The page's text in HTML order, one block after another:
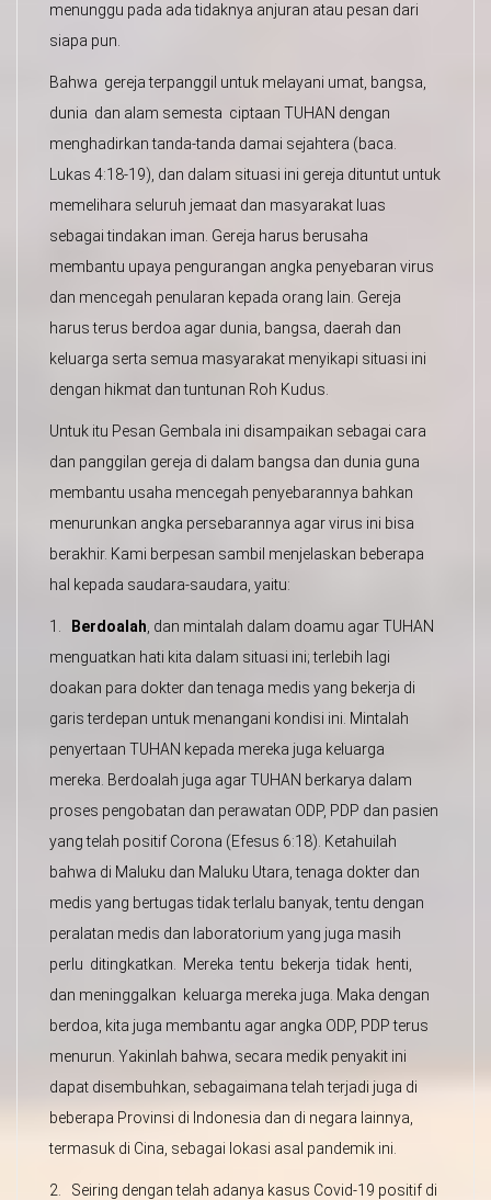
menunggu pada ada tidaknya anjuran atau pesan dari
siapa pun.
Bahwa gereja terpanggil untuk melayani umat, bangsa,
dunia dan alam semesta ciptaan TUHAN dengan
menghadirkan tanda-tanda damai sejahtera (baca.
Lukas 4:18-19), dan dalam situasi ini gereja dituntut untuk
memelihara seluruh jemaat dan masyarakat luas
sebagai tindakan iman. Gereja harus berusaha
membantu upaya pengurangan angka penyebaran virus
dan mencegah penularan kepada orang lain. Gereja
harus terus berdoa agar dunia, bangsa, daerah dan
keluarga serta semua masyarakat menyikapi situasi ini
dengan hikmat dan tuntunan Roh Kudus.
Untuk itu Pesan Gembala ini disampaikan sebagai cara
dan panggilan gereja di dalam bangsa dan dunia guna
membantu usaha mencegah penyebarannya bahkan
menurunkan angka persebarannya agar virus ini bisa
berakhir. Kami berpesan sambil menjelaskan beberapa
hal kepada saudara-saudara, yaitu:
1. Berdoalah, dan mintalah dalam doamu agar TUHAN
menguatkan hati kita dalam situasi ini; terlebih lagi
doakan para dokter dan tenaga medis yang bekerja di
garis terdepan untuk menangani kondisi ini. Mintalah
penyertaan TUHAN kepada mereka juga keluarga
mereka. Berdoalah juga agar TUHAN berkarya dalam
proses pengobatan dan perawatan ODP, PDP dan pasien
yang telah positif Corona (Efesus 6:18). Ketahuilah
bahwa di Maluku dan Maluku Utara, tenaga dokter dan
medis yang bertugas tidak terlalu banyak, tentu dengan
peralatan medis dan laboratorium yang juga masih
perlu ditingkatkan. Mereka tentu bekerja tidak henti,
dan meninggalkan keluarga mereka juga. Maka dengan
berdoa, kita juga membantu agar angka ODP, PDP terus
menurun. Yakinlah bahwa, secara medik penyakit ini
dapat disembuhkan, sebagaimana telah terjadi juga di
beberapa Provinsi di Indonesia dan di negara lainnya,
termasuk di Cina, sebagai lokasi asal pandemik ini.
2. Seiring dengan telah adanya kasus Covid-19 positif di